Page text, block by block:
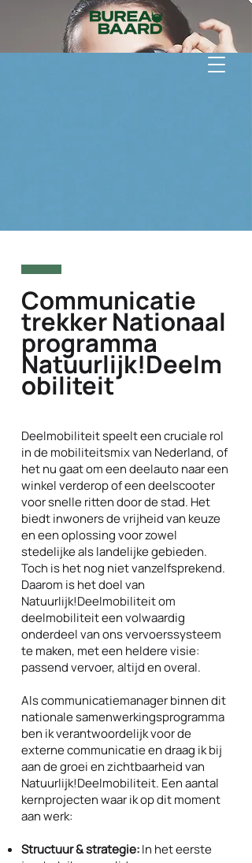
Communicatie
trekker Nationaal
programma
Natuurlijk!Deelm
obiliteit
Deelmobiliteit speelt een cruciale rol
in de mobiliteitsmix van Nederland, of
het nu gaat om een deelauto naar een
winkel verderop of een deelscooter
voor snelle ritten door de stad. Het
biedt inwoners de vrijheid van keuze
en een oplossing voor zowel
stedelijke als landelijke gebieden.
Toch is het nog niet vanzelfsprekend.
Daarom is het doel van
Natuurlijk!Deelmobiliteit om
deelmobiliteit een volwaardig
onderdeel van ons vervoerssysteem
te maken, met een heldere visie:
passend vervoer, altijd en overal.
Als communicatiemanager binnen dit
nationale samenwerkingsprogramma
ben ik verantwoordelijk voor de
externe communicatie en draag ik bij
aan de groei en zichtbaarheid van
Natuurlijk!Deelmobiliteit. Een aantal
kernprojecten waar ik op dit moment
aan werk:
Structuur & strategie:In het eerste